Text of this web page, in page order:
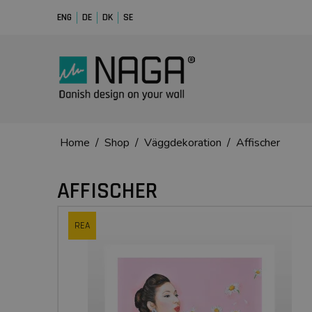
ENG DE DK SE
Home / Shop / Väggdekoration / Affischer
AFFISCHER
REA